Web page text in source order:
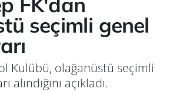
seçimli genel
Kulübü, olağanüstü seçimli
açıkladı.